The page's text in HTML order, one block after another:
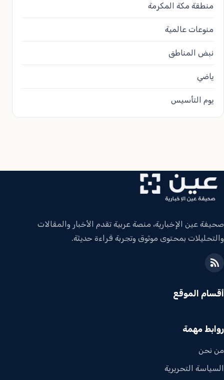
منطقة مكة المكرمة
منوعات عالمية
نبض المناطق
ياضي
يوم التأسيس
صحيفة عين الإخبارية، منصة عربية تقدم الأخبار والمقالات
والتحليلات بمحتوى موثوق وتجربة قراءة حديثة.
أقسام الموقع
روابط مهمة
من نحن
السياسة التحريرية